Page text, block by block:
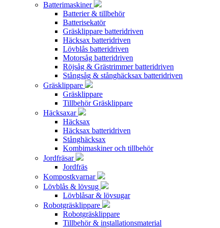
Batterimaskiner
Batterier & tillbehör
Batterisekatör
Gräsklippare batteridriven
Häcksax batteridriven
Lövblås batteridriven
Motorsåg batteridriven
Röjsåg & Grästrimmer batteridriven
Stångsåg & stånghäcksax batteridriven
Gräsklippare
Gräsklippare
Tillbehör Gräsklippare
Häcksaxar
Häcksax
Häcksax batteridriven
Stånghäcksax
Kombimaskiner och tillbehör
Jordfräsar
Jordfräs
Kompostkvarnar
Lövblås & lövsug
Lövblåsar & lövsugar
Robotgräsklippare
Robotgräsklippare
Tillbehör & installationsmaterial